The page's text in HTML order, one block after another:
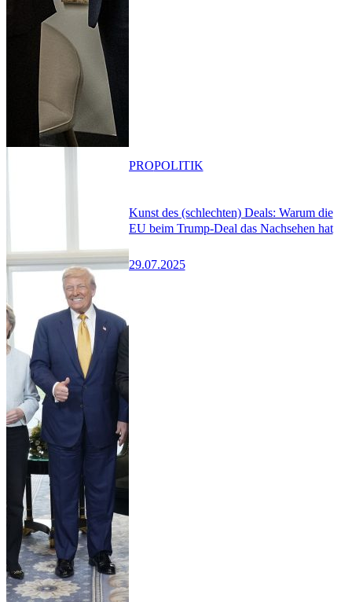
Kunst des (schlechten) Deals: Warum die
EU beim Trump-Deal das Nachsehen hat
29.07.2025
PROPOLITIK